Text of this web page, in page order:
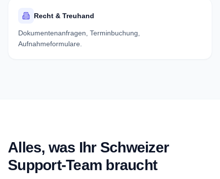
Recht & Treuhand
Dokumentenanfragen, Terminbuchung,
Aufnahmeformulare.
Alles, was Ihr Schweizer
Support-Team braucht